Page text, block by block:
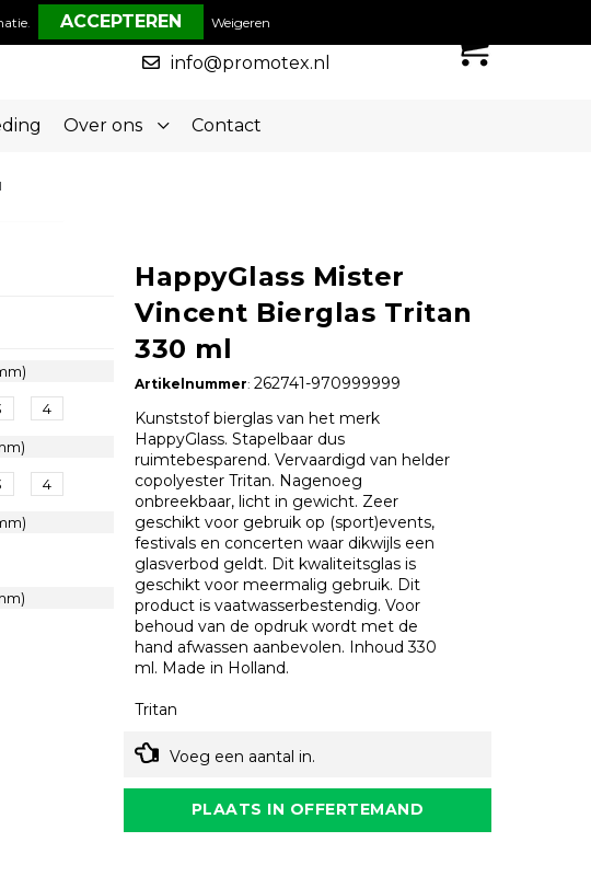
050-5773636
info@promotex.nl
Over ons Contact
4
4
HappyGlass Mister
Vincent Bierglas Tritan
330 ml
Artikelnummer: 262741-970999999
Kunststof bierglas van het merk
HappyGlass. Stapelbaar dus
ruimtebesparend. Vervaardigd van helder
copolyester Tritan. Nagenoeg
onbreekbaar, licht in gewicht. Zeer
geschikt voor gebruik op (sport)events,
festivals en concerten waar dikwijls een
glasverbod geldt. Dit kwaliteitsglas is
geschikt voor meermalig gebruik. Dit
product is vaatwasserbestendig. Voor
behoud van de opdruk wordt met de
hand afwassen aanbevolen. Inhoud 330
ml. Made in Holland.
Tritan
Voeg een aantal in.
PLAATS IN OFFERTEMAND
. Weigeren